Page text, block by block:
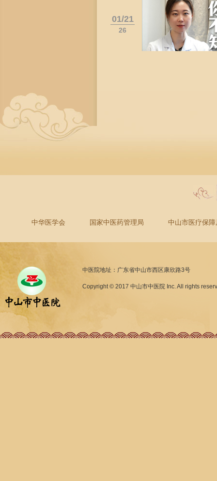
01/21
26
中华医学会 国家中医药管理局 中山市医疗保障
中医院地址：广东省中山市西区康欣路3号
Copyright © 2017 中山市中医院 Inc. All rights